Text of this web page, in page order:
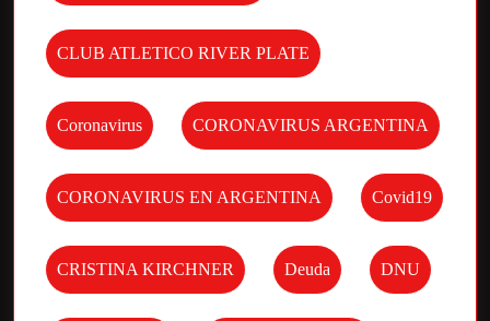
CLUB ATLETICO RIVER PLATE
Coronavirus CORONAVIRUS ARGENTINA
CORONAVIRUS EN ARGENTINA Covid19
CRISTINA KIRCHNER Deuda DNU